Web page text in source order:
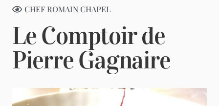
CHEF ROMAIN CHAPEL
Le Comptoir de
Pierre Gagnaire